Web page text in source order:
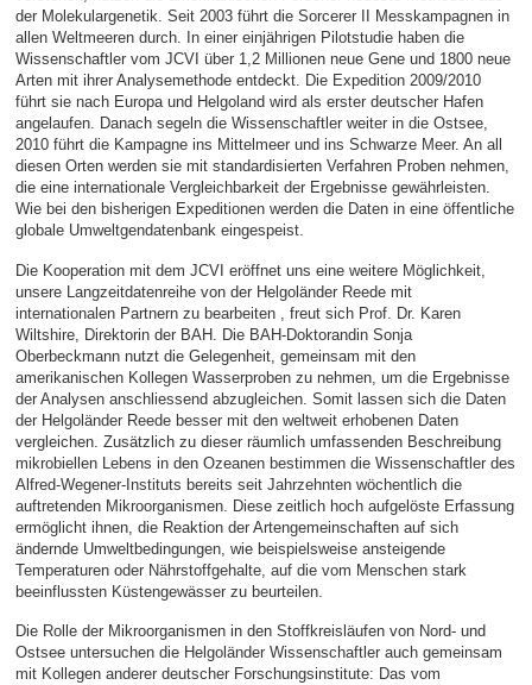
der Molekulargenetik. Seit 2003 führt die Sorcerer II Messkampagnen in
allen Weltmeeren durch. In einer einjährigen Pilotstudie haben die
Wissenschaftler vom JCVI über 1,2 Millionen neue Gene und 1800 neue
Arten mit ihrer Analysemethode entdeckt. Die Expedition 2009/2010
führt sie nach Europa und Helgoland wird als erster deutscher Hafen
angelaufen. Danach segeln die Wissenschaftler weiter in die Ostsee,
2010 führt die Kampagne ins Mittelmeer und ins Schwarze Meer. An all
diesen Orten werden sie mit standardisierten Verfahren Proben nehmen,
die eine internationale Vergleichbarkeit der Ergebnisse gewährleisten.
Wie bei den bisherigen Expeditionen werden die Daten in eine öffentliche
globale Umweltgendatenbank eingespeist.
Die Kooperation mit dem JCVI eröffnet uns eine weitere Möglichkeit,
unsere Langzeitdatenreihe von der Helgoländer Reede mit
internationalen Partnern zu bearbeiten , freut sich Prof. Dr. Karen
Wiltshire, Direktorin der BAH. Die BAH-Doktorandin Sonja
Oberbeckmann nutzt die Gelegenheit, gemeinsam mit den
amerikanischen Kollegen Wasserproben zu nehmen, um die Ergebnisse
der Analysen anschliessend abzugleichen. Somit lassen sich die Daten
der Helgoländer Reede besser mit den weltweit erhobenen Daten
vergleichen. Zusätzlich zu dieser räumlich umfassenden Beschreibung
mikrobiellen Lebens in den Ozeanen bestimmen die Wissenschaftler des
Alfred-Wegener-Instituts bereits seit Jahrzehnten wöchentlich die
auftretenden Mikroorganismen. Diese zeitlich hoch aufgelöste Erfassung
ermöglicht ihnen, die Reaktion der Artengemeinschaften auf sich
ändernde Umweltbedingungen, wie beispielsweise ansteigende
Temperaturen oder Nährstoffgehalte, auf die vom Menschen stark
beeinflussten Küstengewässer zu beurteilen.
Die Rolle der Mikroorganismen in den Stoffkreisläufen von Nord- und
Ostsee untersuchen die Helgoländer Wissenschaftler auch gemeinsam
mit Kollegen anderer deutscher Forschungsinstitute: Das vom